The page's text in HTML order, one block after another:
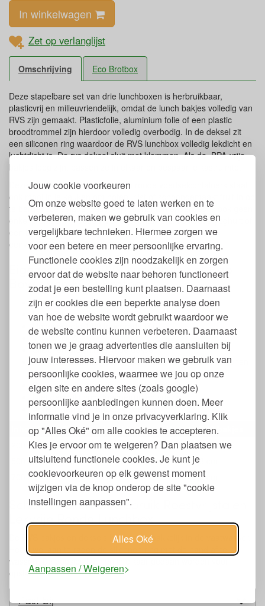
Jouw cookie voorkeuren
Om onze website goed te laten werken en te
verbeteren, maken we gebruik van cookies en
vergelijkbare technieken. Hiermee zorgen we
voor een betere en meer persoonlijke ervaring.
Functionele cookies zijn noodzakelijk en zorgen
ervoor dat de website naar behoren functioneert
zodat je een bestelling kunt plaatsen. Daarnaast
zijn er cookies die een beperkte analyse doen
van hoe de website wordt gebruikt waardoor we
de website continu kunnen verbeteren. Daarnaast
tonen we je graag advertenties die aansluiten bij
jouw interesses. Hiervoor maken we gebruik van
persoonlijke cookies, waarmee we jou op onze
eigen site en andere sites (zoals google)
persoonlijke aanbiedingen kunnen doen. Meer
informatie vind je in onze privacyverklaring. Klik
op "Alles Oké" om alle cookies te accepteren.
Kies je ervoor om te weigeren? Dan plaatsen we
uitsluitend functionele cookies. Je kunt je
cookievoorkeuren op elk gewenst moment
wijzigen via de knop onderop de site "cookie
instellingen aanpassen".
Alles Oké
Aanpassen / Weigeren
In winkelwagen
Zet op verlanglijst
Omschrijving Eco Brotbox
Deze stapelbare set van drie lunchboxen is herbruikbaar,
plasticvrij en milieuvriendelijk, omdat de lunch bakjes volledig van
RVS zijn gemaakt. Plasticfolie, aluminium folie of een plastic
broodtrommel zijn hierdoor volledig overbodig. In de deksel zit
een siliconen ring waardoor de RVS lunchbox volledig lekdicht en
luchtdicht is. De rvs deksel sluit met klemmen. Als de BPA-vrije
bakjes leeg zijn, passen ze in elkaar en bespaar je kastruimte.
Deze strak vormgegeven set van ronde voedselcontainers staat
ook mooi in je keuken om noten, rijst of schoongemaakt fruit in op
te bergen. Je salade plasticvrij meenemen onderweg is ook geen
enkel probleem in deze RVS foodcontainers. Je koude yoghurt of
een bakje met appelmoes voor in je pauze neem je ook
eenvouding en lekvrij mee in je tas.
Eigenschappen RVS Lunchbox Set Bao
Bowls van ECO Brotbox
Set van drie lunchboxen
Lekdicht en luchtdicht
Hoogwaardig 18/8 foodgrade RVS
Vrij van BPA
Siliconen afdichtring in de deksel
Vaatwasmachinebestendig, wij raden aan om de siliconen
ring met de hand af te wassen
Geschikt voor in de oven zonder deksel
NIet geschikt voor magnetron en vriezer
Afmetingen en inhoud van de set:
Inhoud
Doorsnee lunchbox
Hoogte RVS bakjes
200 ml
8 cm
5,2 cm
500 ml
10 cm
6,3 cm
700 ml
12 cm 7,3 cm
Schoonmaken en Gebruik Roestvrijstalen
Lekvrije Ronde Lunchbox
De RVS bakjes en deksels kunnen gemakkelijk in de vaatwasser.
Het is wel aan te raden de siliconen ring met de hand af te
wassen. De doosjes kunnen in elkaar gedaan worden voor
opslag.
Past bij